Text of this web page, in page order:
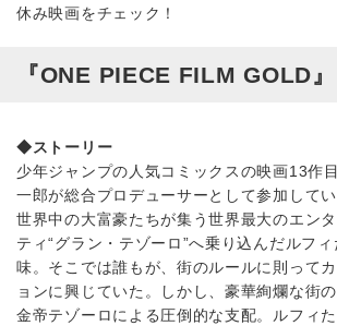
休み映画をチェック！
『ONE PIECE FILM GOLD』
◆ストーリー
少年ジャンプの人気コミックスの映画13作
一郎が総合プロデューサーとして参加してい
世界中の大富豪たちが集う世界最大のエン
ティ“グラン・テゾーロ”へ乗り込んだルフ
味。そこでは誰もが、街のルールに則って
ョンに興じていた。しかし、豪華絢爛な街
金帝テゾーロによる圧倒的な支配。ルフィ